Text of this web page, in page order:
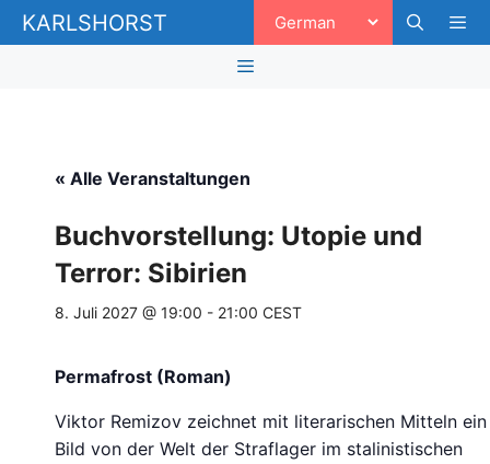
Zum
InhaltKARLSHORST
« Alle Veranstaltungen
Buchvorstellung: Utopie und
Terror: Sibirien
8. Juli 2027 @ 19:00 - 21:00 CEST
Permafrost (Roman)
Viktor Remizov zeichnet mit literarischen Mitteln ein
Bild von der Welt der Straflager im stalinistischen